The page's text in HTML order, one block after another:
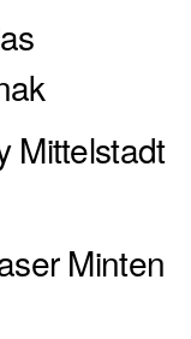
Mittelstadt
Minten